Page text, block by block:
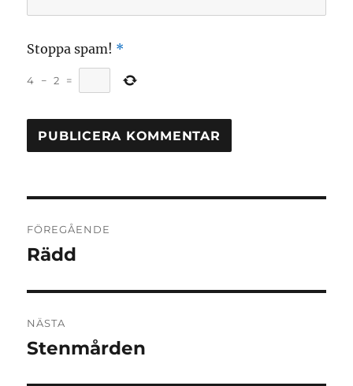
Stoppa spam! *
4 − 2 =
FÖREGÅENDE
Föregående
Rädd
NÄSTA
Nästa
Stenmården